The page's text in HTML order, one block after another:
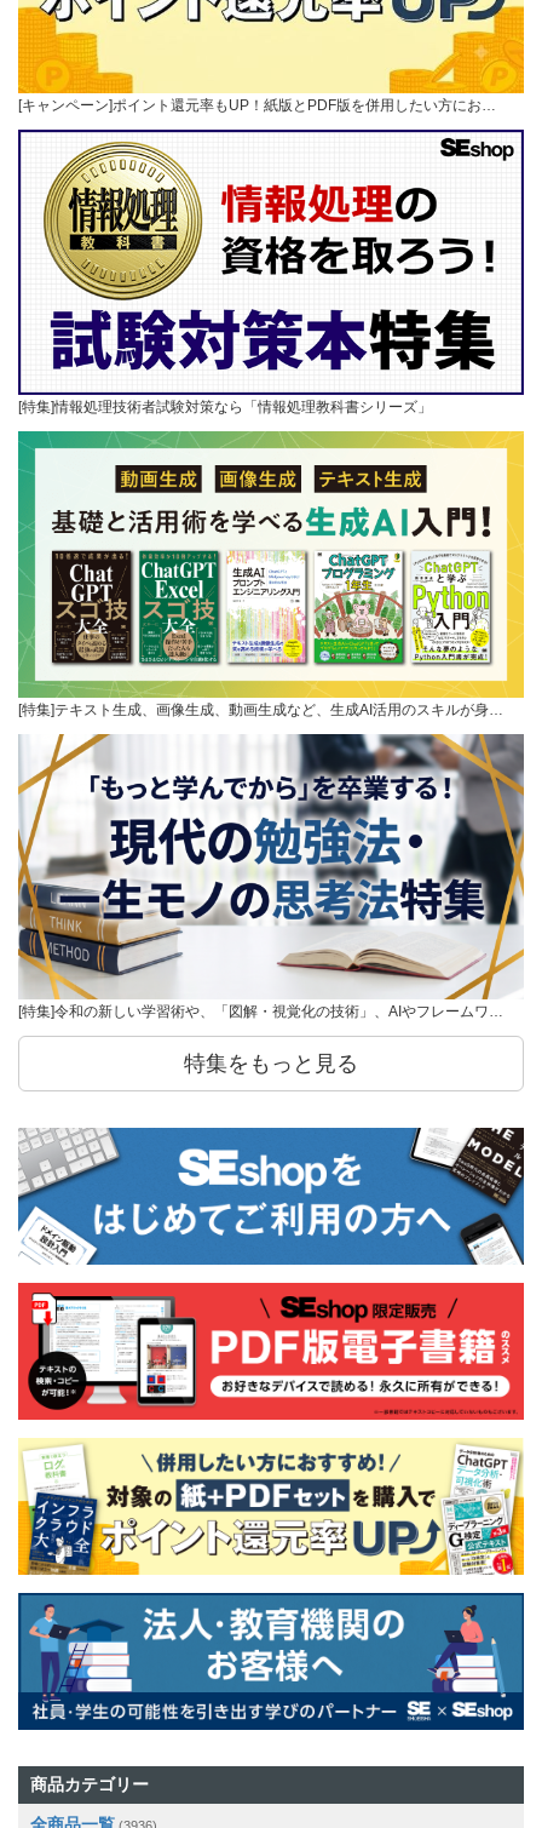
[キャンペーン]ポイント還元率もUP！紙版とPDF版を併用したい方にお…
[特集]情報処理技術者試験対策なら「情報処理教科書シリーズ」
[特集]テキスト生成、画像生成、動画生成など、生成AI活用のスキルが身…
[特集]令和の新しい学習術や、「図解・視覚化の技術」、AIやフレームワ…
特集をもっと見る
商品カテゴリー
全商品一覧